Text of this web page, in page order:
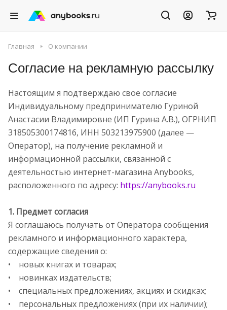
Главная О компании
Согласие на рекламную рассылку
Настоящим я подтверждаю свое согласие
Индивидуальному предпринимателю Гуриной
Анастасии Владимировне (ИП Гурина А.В.), ОГРНИП
318505300174816, ИНН 503213975900 (далее —
Оператор), на получение рекламной и
информационной рассылки, связанной с
деятельностью интернет-магазина Anybooks,
расположенного по адресу: https://anybooks.ru
1. Предмет согласия
Я соглашаюсь получать от Оператора сообщения
рекламного и информационного характера,
содержащие сведения о:
• новых книгах и товарах;
• новинках издательств;
• специальных предложениях, акциях и скидках;
• персональных предложениях (при их наличии);